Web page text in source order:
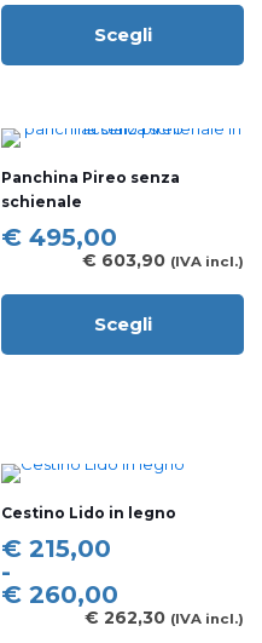
a
€ 700,00Scegli
prodotto
varianti.
opzioni
possono
essere
scelte
pagina
Panchina Pireo senza
schienale
€ 495,00
€ 603,90 (IVA incl.)
Scegli
prodotto
opzioni
essere
scelte
nella
pagina
del
Cestino Lido in legno
€ 215,00
-
€ 260,00
Fascia
di
prezzo:
€ 262,30 (IVA incl.)